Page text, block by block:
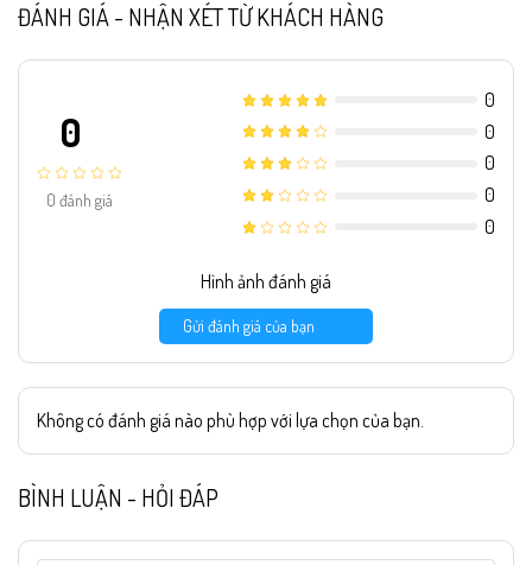
ĐÁNH GIÁ - NHẬN XÉT TỪ KHÁCH HÀNG
0
0 đánh giá
0
0
0
0
0
Hình ảnh đánh giá
Gửi đánh giá của bạn
Không có đánh giá nào phù hợp với lựa chọn của bạn.
BÌNH LUẬN - HỎI ĐÁP